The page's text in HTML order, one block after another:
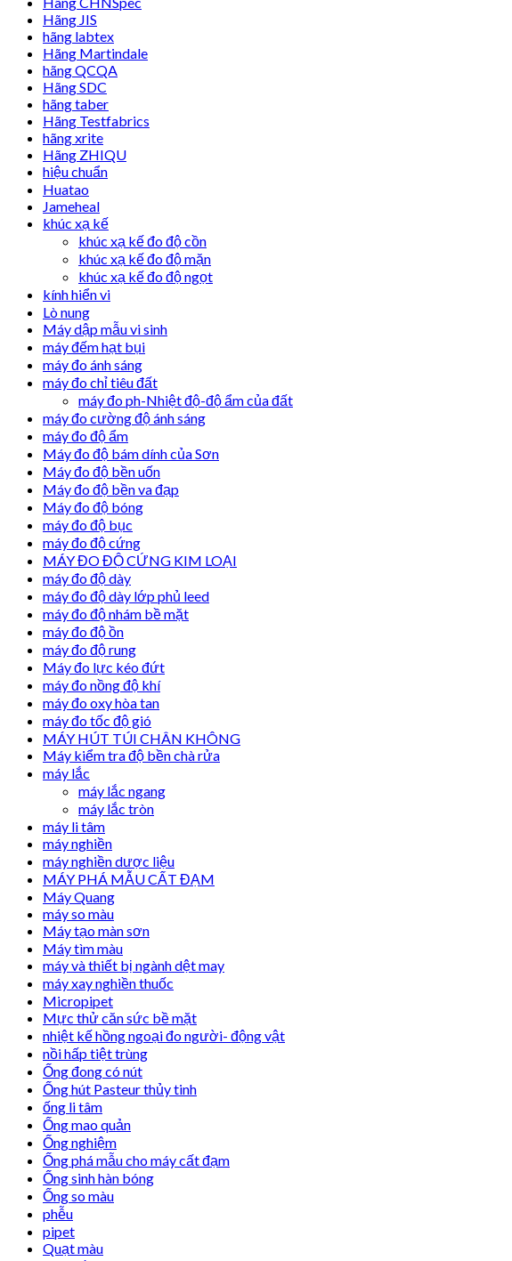
Hãng JIS
hãng labtex
Hãng Martindale
hãng QCQA
Hãng SDC
hãng taber
Hãng Testfabrics
hãng xrite
Hãng ZHIQU
hiệu chuẩn
Huatao
Jameheal
khúc xạ kế
khúc xạ kế đo độ cồn
khúc xạ kế đo độ mặn
khúc xạ kế đo độ ngọt
kính hiển vi
Lò nung
Máy dập mẫu vi sinh
máy đếm hạt bụi
máy đo ánh sáng
máy đo chỉ tiêu đất
máy đo ph-Nhiệt độ-độ ẩm của đất
máy đo cường độ ánh sáng
máy đo độ ẩm
Máy đo độ bám dính của Sơn
Máy đo độ bền uốn
Máy đo độ bền va đạp
Máy đo độ bóng
máy đo độ bục
máy đo độ cứng
MÁY ĐO ĐỘ CỨNG KIM LOẠI
máy đo độ dày
máy đo độ dày lớp phủ leed
máy đo độ nhám bề mặt
máy đo độ ồn
máy đo độ rung
Máy đo lực kéo đứt
máy đo nồng độ khí
máy đo oxy hòa tan
máy đo tốc độ gió
MÁY HÚT TÚI CHÂN KHÔNG
Máy kiểm tra độ bền chà rửa
máy lắc
máy lắc ngang
máy lắc tròn
máy li tâm
máy nghiền
máy nghiền dược liệu
MÁY PHÁ MẪU CẤT ĐẠM
Máy Quang
máy so màu
Máy tạo màn sơn
Máy tìm màu
máy và thiết bị ngành dệt may
máy xay nghiền thuốc
Micropipet
Mực thử căn sức bề mặt
nhiệt kế hồng ngoại đo người- động vật
nồi hấp tiệt trùng
Ống đong có nút
Ống hút Pasteur thủy tinh
ống li tâm
Ống mao quản
Ống nghiệm
Ống phá mẫu cho máy cất đạm
Ống sinh hàn bóng
Ống so màu
phễu
pipet
Quạt màu